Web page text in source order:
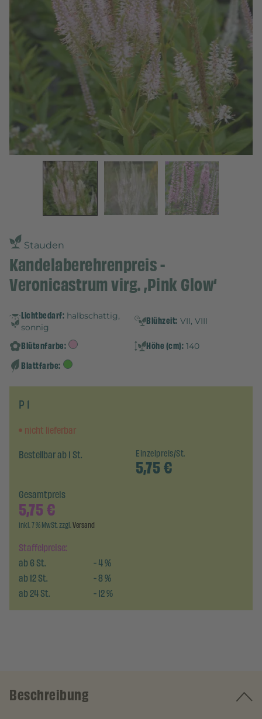
Stauden
Kandelaberehrenpreis -
Veronicastrum virg. ‚Pink Glow‘
Lichtbedarf: halbschattig,
sonnig
Blühzeit: VII, VIII
Blütenfarbe: Höhe (cm): 140
Blattfarbe:
P 1
nicht lieferbar
Bestellbar ab 1 St.
Einzelpreis/St.
5,75€
Staffelpreise:
ab6St. -4%
ab12St. -8%
ab24St. -12%
Gesamtpreis
5,75€
inkl. 7 % MwSt. zzgl.Versand
Beschreibung